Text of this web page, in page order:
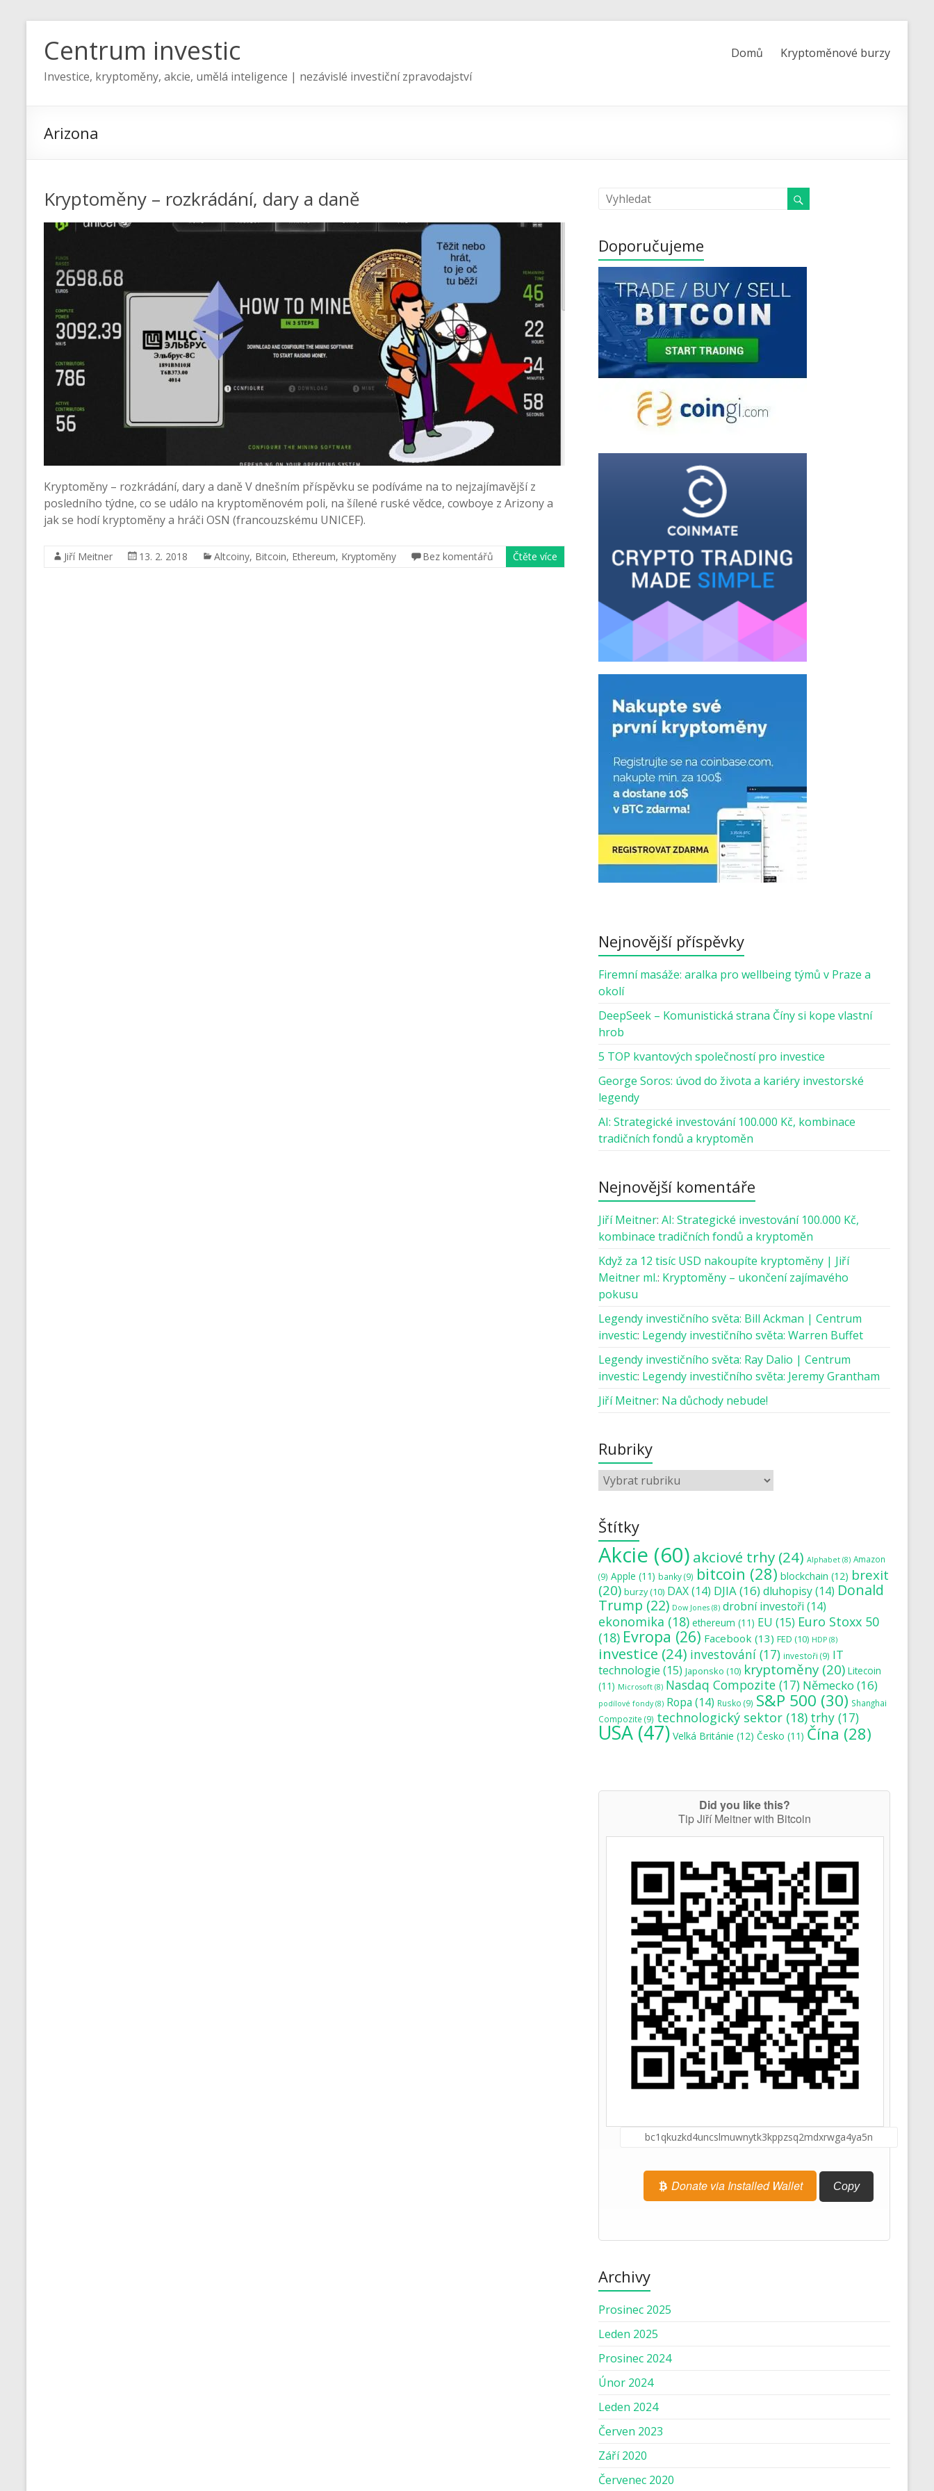
Centrum investic
Investice, kryptoměny, akcie, umělá inteligence | nezávislé investiční zpravodajství
Domů Kryptoměnové burzy
Arizona
Kryptoměny – rozkrádání, dary a daně
Kryptoměny – rozkrádání, dary a daně V dnešním příspěvku se podíváme na to nejzajímavější z
posledního týdne, co se událo na kryptoměnovém poli, na šílené ruské vědce, cowboye z Arizony a
jak se hodí kryptoměny a hráči OSN (francouzskému UNICEF).
Jiří Meitner 13. 2. 2018 Altcoiny, Bitcoin, Ethereum, Kryptoměny Bez komentářů Čtěte více
Doporučujeme
Nejnovější příspěvky
Firemní masáže: aralka pro wellbeing týmů v Praze a
okolí
DeepSeek – Komunistická strana Číny si kope vlastní
hrob
5 TOP kvantových společností pro investice
George Soros: úvod do života a kariéry investorské
legendy
AI: Strategické investování 100.000 Kč, kombinace
tradičních fondů a kryptoměn
Nejnovější komentáře
Jiří Meitner: AI: Strategické investování 100.000 Kč,
kombinace tradičních fondů a kryptoměn
Když za 12 tisíc USD nakoupíte kryptoměny | Jiří
Meitner ml.: Kryptoměny – ukončení zajímavého
pokusu
Legendy investičního světa: Bill Ackman | Centrum
investic: Legendy investičního světa: Warren Buffet
Legendy investičního světa: Ray Dalio | Centrum
investic: Legendy investičního světa: Jeremy Grantham
Jiří Meitner: Na důchody nebude!
Rubriky
Štítky
Akcie (60) akciové trhy (24) Alphabet (8) Amazon
(9) Apple (11) banky(9) bitcoin (28) blockchain (12) brexit
(20) burzy(10) DAX(14) DJIA(16)dluhopisy(14) Donald
Trump (22) Dow Jones (8) drobní investoři (14)
ekonomika (18) ethereum (11) EU (15) Euro Stoxx 50
(18) Evropa (26) Facebook (13) FED (10) HDP (8)
investice (24) investování (17) investoři (9) IT
technologie (15) Japonsko (10) kryptoměny(20) Litecoin
(11) Microsoft (8) Nasdaq Compozite (17) Německo (16)
podílové fondy(8) Ropa (14) Rusko (9) S&P 500 (30) Shanghai
Compozite (9) technologický sektor (18) trhy (17)
USA (47) Velká Británie (12) Česko (11) Čína (28)
Did you like this?
Tip Jiří Meitner with Bitcoin
Donate via Installed Wallet Copy
Archivy
Prosinec 2025
Leden 2025
Prosinec 2024
Únor 2024
Leden 2024
Červen 2023
Září 2020
Červenec 2020